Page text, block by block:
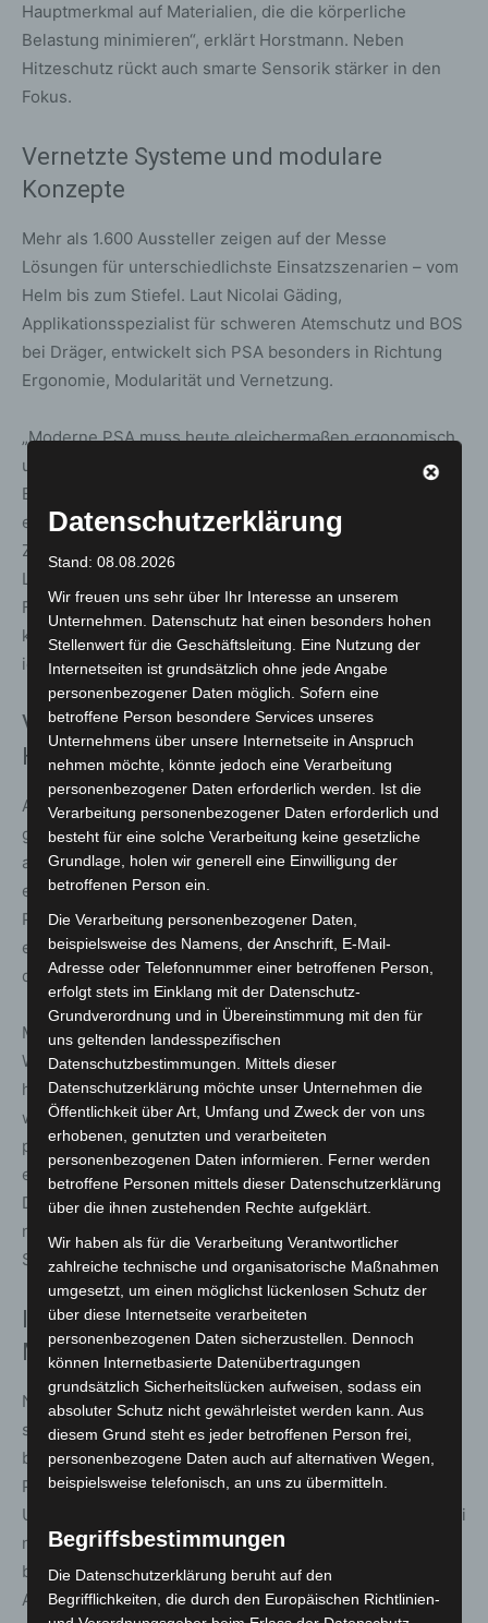
Hauptmerkmal auf Materialien, die die körperliche
Belastung minimieren“, erklärt Horstmann. Neben
Hitzeschutz rückt auch smarte Sensorik stärker in den
Fokus.
Vernetzte Systeme und modulare
Konzepte
Mehr als 1.600 Aussteller zeigen auf der Messe
Lösungen für unterschiedlichste Einsatzszenarien – vom
Helm bis zum Stiefel. Laut Nicolai Gäding,
Applikationsspezialist für schweren Atemschutz und BOS
bei Dräger, entwickelt sich PSA besonders in Richtung
Ergonomie, Modularität und Vernetzung.
„Moderne PSA muss heute gleichermaßen ergonomisch
und anpassungsfähig sein, um unterschiedlichen
Einsatzszenarien mit häufig längeren Einsatzzeiten und
extremer Hitze gerecht zu werden“, so Gäding.
Zunehmend gefragt seien systemisch kompatible
Lösungen, die Schutz, Kommunikation und digitale
Funktionen miteinander verbinden. Vernetzte Systeme
könnten Einsatzkräften Echtzeitinformationen liefern –
idealerweise direkt im Sichtfeld.
Vom Uniformstück zur
Hochleistungsbekleidung
Auch die Feuerwehr-Schutzkleidung hat sich
grundlegend verändert. „Das, was bis Mitte der 1990er
als Einsatzbekleidung getragen wurde, ist meilenweit
entfernt von dem, was wir heute kennen“, sagt Christian
Pannier, Produktmanager bei der LHD Group. Einen
entscheidenden Wendepunkt sieht er in der Einführung
der Norm DIN EN 469 im Jahr 1995.
Moderne Schutzanzüge seien deutlich funktionaler.
Während Jacken früher meist vier Taschen hatten, seien
heute sechs oder sieben keine Seltenheit. Gleichzeitig
wachse der Wunsch nach Individualisierung – vom
personalisierten Rückenaufdruck bis hin zu eigens
entwickelten Schutzanzügen für einzelne Feuerwehren.
Dennoch bleibe der klassische Feuerwehr-Schutzanzug
nach DIN EN 469 der am häufigsten eingesetzte
Standard.
Individualität auch bei Stiefeln und
Materialien
Nicht nur bei Anzügen, auch bei Feuerwehrschuhen
spielt Passform eine zentrale Rolle. Julia Simon von Haix
betont den Bedarf an individuellen Verschluss- und
Passformsystemen. Für die INTERSCHUTZ kündigt das
Unternehmen erneut Produktneuheiten an, darunter zwei
neue Stiefelmodelle. Zuletzt hatte Haix mit einem
besonders leichten Stiefel aus Extraguard-Material
Aufmerksamkeit erregt.
Datenschutzerklärung
Stand: 08.08.2026
Wir freuen uns sehr über Ihr Interesse an unserem
Unternehmen. Datenschutz hat einen besonders hohen
Stellenwert für die Geschäftsleitung. Eine Nutzung der
Internetseiten ist grundsätzlich ohne jede Angabe
personenbezogener Daten möglich. Sofern eine
betroffene Person besondere Services unseres
Unternehmens über unsere Internetseite in Anspruch
nehmen möchte, könnte jedoch eine Verarbeitung
personenbezogener Daten erforderlich werden. Ist die
Verarbeitung personenbezogener Daten erforderlich und
besteht für eine solche Verarbeitung keine gesetzliche
Grundlage, holen wir generell eine Einwilligung der
betroffenen Person ein.
Die Verarbeitung personenbezogener Daten,
beispielsweise des Namens, der Anschrift, E-Mail-
Adresse oder Telefonnummer einer betroffenen Person,
erfolgt stets im Einklang mit der Datenschutz-
Grundverordnung und in Übereinstimmung mit den für
uns geltenden landesspezifischen
Datenschutzbestimmungen. Mittels dieser
Datenschutzerklärung möchte unser Unternehmen die
Öffentlichkeit über Art, Umfang und Zweck der von uns
erhobenen, genutzten und verarbeiteten
personenbezogenen Daten informieren. Ferner werden
betroffene Personen mittels dieser Datenschutzerklärung
über die ihnen zustehenden Rechte aufgeklärt.
Wir haben als für die Verarbeitung Verantwortlicher
zahlreiche technische und organisatorische Maßnahmen
umgesetzt, um einen möglichst lückenlosen Schutz der
über diese Internetseite verarbeiteten
personenbezogenen Daten sicherzustellen. Dennoch
können Internetbasierte Datenübertragungen
grundsätzlich Sicherheitslücken aufweisen, sodass ein
absoluter Schutz nicht gewährleistet werden kann. Aus
diesem Grund steht es jeder betroffenen Person frei,
personenbezogene Daten auch auf alternativen Wegen,
beispielsweise telefonisch, an uns zu übermitteln.
Begriffsbestimmungen
Die Datenschutzerklärung beruht auf den
Begrifflichkeiten, die durch den Europäischen Richtlinien-